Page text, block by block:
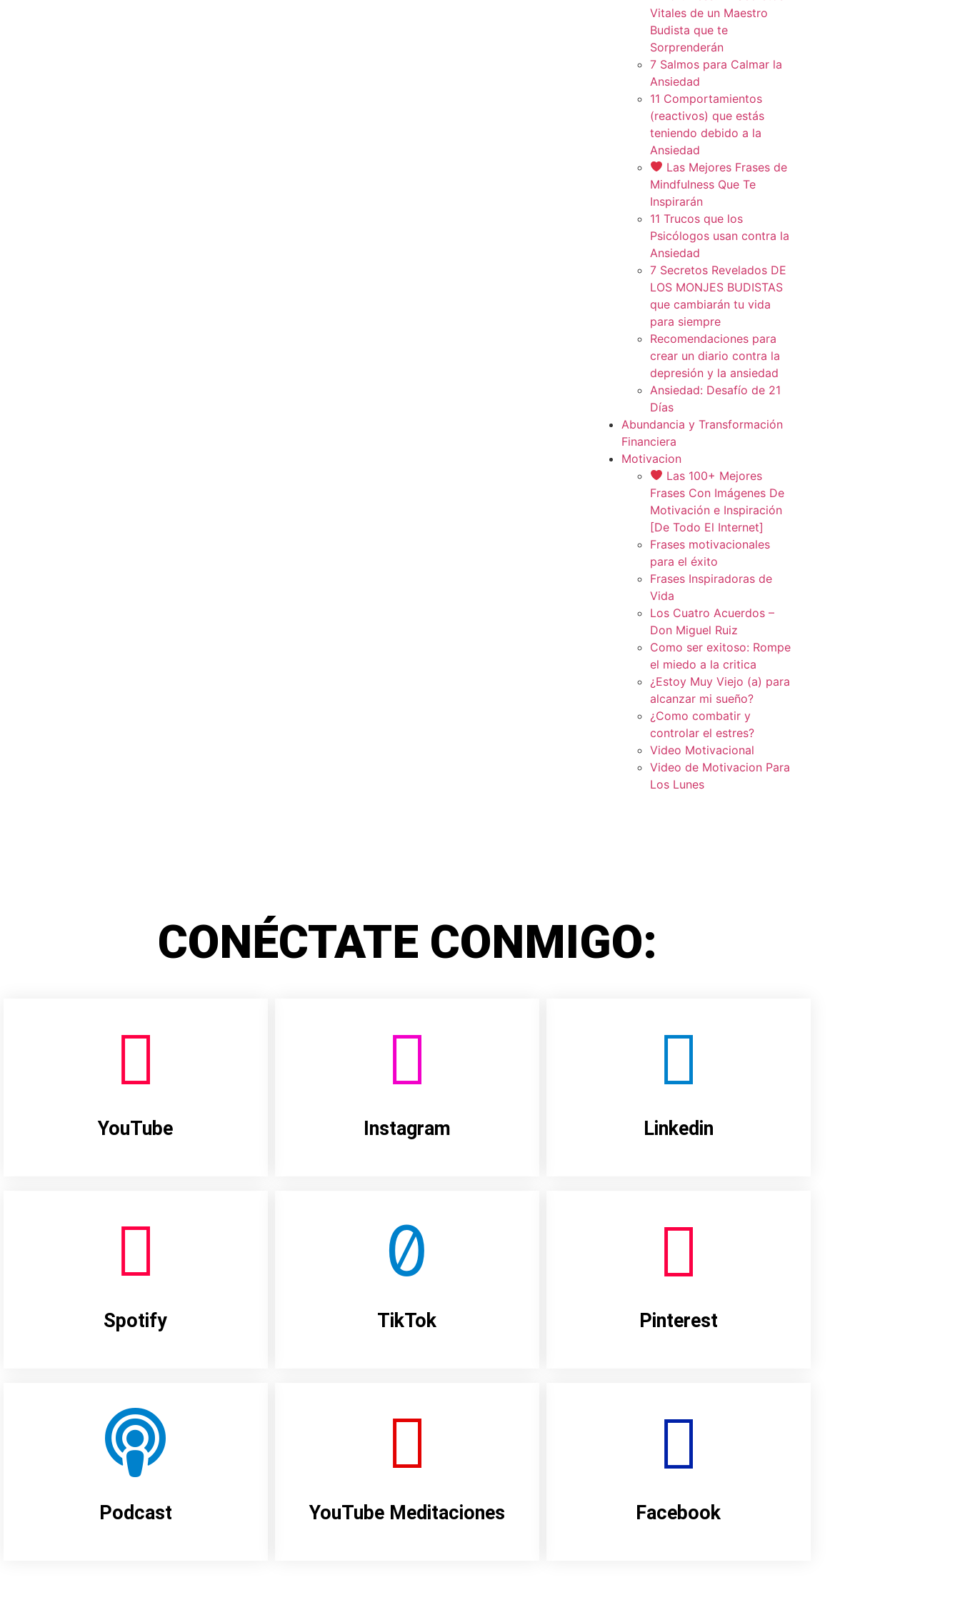
Vitales de un Maestro
Budista que te
Sorprenderán
7 Salmos para Calmar la
Ansiedad
11 Comportamientos
(reactivos) que estás
teniendo debido a la
Ansiedad
Las Mejores Frases de
Mindfulness Que Te
Inspirarán
11 Trucos que los
Psicólogos usan contra la
Ansiedad
7 Secretos Revelados DE
LOS MONJES BUDISTAS
que cambiarán tu vida
para siempre
Recomendaciones para
crear un diario contra la
depresión y la ansiedad
Ansiedad: Desafío de 21
Días
Abundancia y Transformación
Financiera
Motivacion
Las 100+ Mejores
Frases Con Imágenes De
Motivación e Inspiración
[De Todo El Internet]
Frases motivacionales
para el éxito
Frases Inspiradoras de
Vida
Los Cuatro Acuerdos –
Don Miguel Ruiz
Como ser exitoso: Rompe
el miedo a la critica
¿Estoy Muy Viejo (a) para
alcanzar mi sueño?
¿Como combatir y
controlar el estres?
Video Motivacional
Video de Motivacion Para
Los Lunes
CONÉCTATE CONMIGO:
YouTube Instagram Linkedin
Spotify TikTok Pinterest
Podcast YouTube Meditaciones Facebook